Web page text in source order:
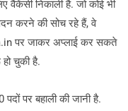
निकाली है. जो कोई भी
करने की सोच रहे हैं, वे
पर जाकर अप्लाई कर सकते
चुकी है.
पर बहाली की जानी है.